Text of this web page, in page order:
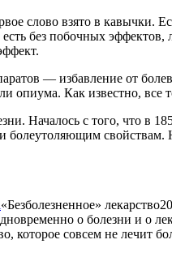
слово взято в кавычки.
без побочных эффектов,
— избавление от
Как известно, все
Началось с того, что в
«Безболезненное» лекарство
о болезни и о
которое совсем не лечит